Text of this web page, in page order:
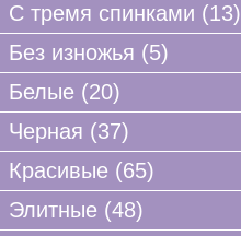
С тремя спинками (13)
Без изножья (5)
Белые (20)
Черная (37)
Красивые (65)
Элитные (48)